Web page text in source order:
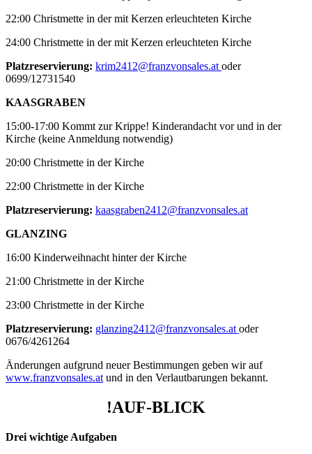
22:00 Christmette in der mit Kerzen erleuchteten Kirche
24:00 Christmette in der mit Kerzen erleuchteten Kirche
Platzreservierung: krim2412@franzvonsales.at oder
0699/12731540
KAASGRABEN
15:00-17:00 Kommt zur Krippe! Kinderandacht vor und in der
Kirche (keine Anmeldung notwendig)
20:00 Christmette in der Kirche
22:00 Christmette in der Kirche
Platzreservierung: kaasgraben2412@franzvonsales.at
GLANZING
16:00 Kinderweihnacht hinter der Kirche
21:00 Christmette in der Kirche
23:00 Christmette in der Kirche
Platzreservierung: glanzing2412@franzvonsales.at oder
0676/4261264
Änderungen aufgrund neuer Bestimmungen geben wir auf
www.franzvonsales.at und in den Verlautbarungen bekannt.
!AUF-BLICK
Drei wichtige Aufgaben